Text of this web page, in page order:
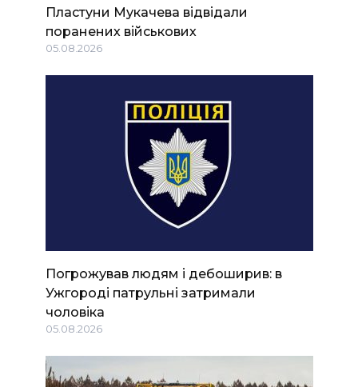
Пластуни Мукачева відвідали
поранених військових
05.08.2026
Погрожував людям і дебоширив: в
Ужгороді патрульні затримали
чоловіка
05.08.2026